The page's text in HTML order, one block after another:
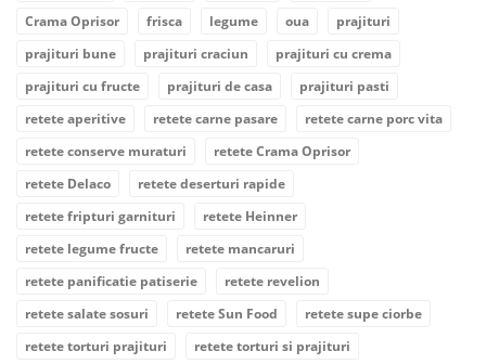
Crama Oprisor
frisca legume oua
prajituri
prajituri bune
prajituri craciun
prajituri cu crema
prajituri cu fructe
prajituri de casa
prajituri pasti
retete aperitive
retete carne pasare
retete carne porc vita
retete conserve muraturi
retete Crama Oprisor
retete Delaco
retete deserturi rapide
retete fripturi garnituri
retete Heinner
retete legume fructe
retete mancaruri
retete panificatie patiserie
retete revelion
retete salate sosuri
retete Sun Food
retete supe ciorbe
retete torturi prajituri
retete torturi si prajituri